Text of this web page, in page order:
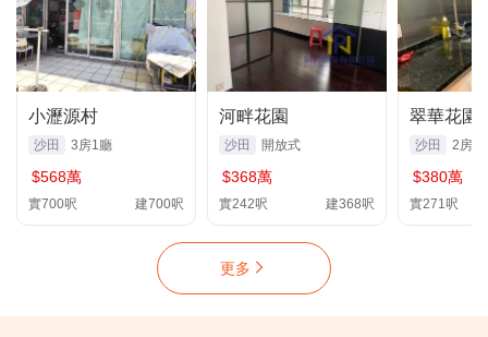
小瀝源村
沙田 3房1廳
$568萬
實700呎 建700呎
河畔花園
沙田 開放式
$368萬
實242呎 建368呎
翠華花園
沙田 2房1
$380萬
實271呎
更多